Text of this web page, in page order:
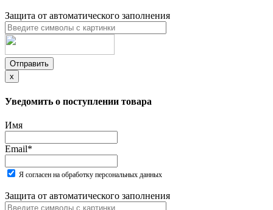
Защита от автоматического заполнения
Отправить
x
Уведомить о поступлении товара
Имя
Email*
Я согласен на обработку персональных данных
Защита от автоматического заполнения